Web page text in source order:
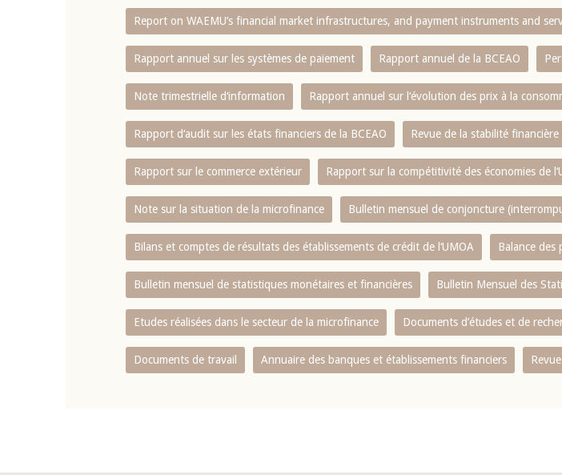
Report on WAEMU’s financial market infrastructures, and payment instruments and
Rapport annuel sur les systèmes de paiement Rapport annuel de la BCEAO
Note trimestrielle d‘information Rapport annuel sur l‘évolution des prix à la
Rapport d‘audit sur les états financiers de la BCEAO Revue de la stabilité financière
Rapport sur le commerce extérieur Rapport sur la compétitivité des économies de
Note sur la situation de la microfinance Bulletin mensuel de conjoncture
Bilans et comptes de résultats des établissements de crédit de l‘UMOA Balance des
Bulletin mensuel de statistiques monétaires et financières Bulletin Mensuel des
Etudes réalisées dans le secteur de la microfinance Documents d’études et de
Documents de travail Annuaire des banques et établissements financiers